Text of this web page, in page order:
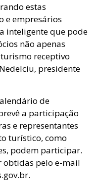
estas
e empresários
inteligente que pode
não apenas
receptivo
presidente
de
a participação
e representantes
turístico, como
podem participar.
obtidas pelo e-mail